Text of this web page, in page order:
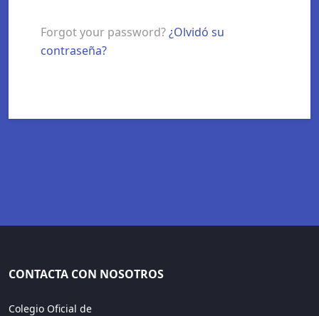
Forgot your password?¿Olvidó su
contraseña?
CONTACTA CON NOSOTROS
Colegio Oficial de